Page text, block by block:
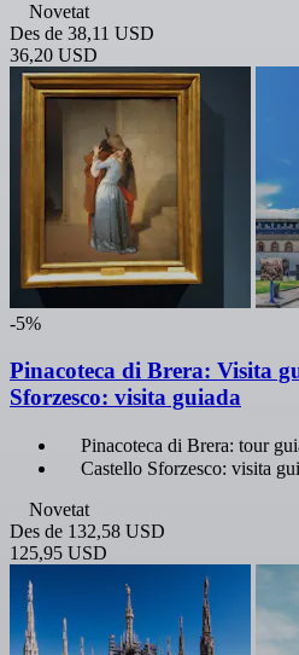
Novetat
Des de 38,11 USD
36,20 USD
-5%
Pinacoteca di Brera: Visita
Sforzesco: visita guiada
Pinacoteca di Brera: tour
Castello Sforzesco: visita
Novetat
Des de 132,58 USD
125,95 USD